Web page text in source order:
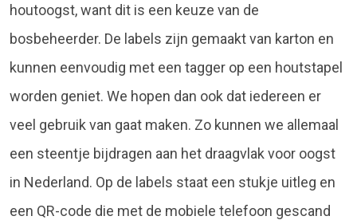
houtoogst, want dit is een keuze van de
bosbeheerder. De labels zijn gemaakt van karton en
kunnen eenvoudig met een tagger op een houtstapel
worden geniet. We hopen dan ook dat iedereen er
veel gebruik van gaat maken. Zo kunnen we allemaal
een steentje bijdragen aan het draagvlak voor oogst
in Nederland. Op de labels staat een stukje uitleg en
een QR-code die met de mobiele telefoon gescand